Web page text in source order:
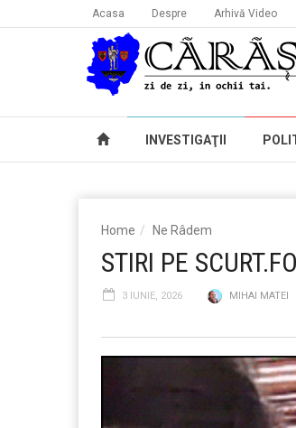
Acasa Despre Arhivă Video
INVESTIGAŢII
Home Ne Râdem
STIRI PE
3 IUNIE, 2026 MIHAI MATEI